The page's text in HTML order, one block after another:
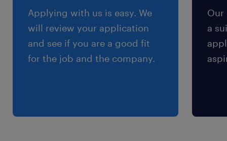
Applying with us is easy. We
will review your application
and see if you are a good fit
for the job and the company.
Our
a